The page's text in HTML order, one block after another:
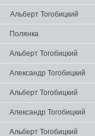
Альберт Тогобицкий
Полянка
Альберт Тогобицкий
Александр Тогобицкий
Альберт Тогобицкий
Александр Тогобицкий
Альберт Тогобицкий